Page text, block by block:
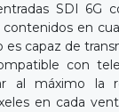
SDI 6G
en
es capaz de
con
al máximo la
en cada